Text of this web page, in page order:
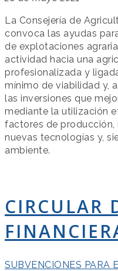
La Consejería de
convoca las ayudas
de explotaciones
actividad hacia una
profesionalizada y
mínimo de viabilidad y,
las inversiones que
mediante la utilización
factores de producción,
nuevas tecnologías y,
ambiente.
CIRCULAR
SUBVENCIONES PARA